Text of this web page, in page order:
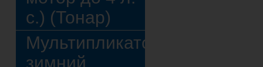
с.) (Тонар)
Мультипликатор
зимний